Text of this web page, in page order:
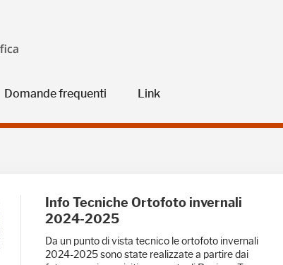
Domande frequenti Link
Info Tecniche Ortofoto invernali
2024-2025
Da un punto di vista tecnico le ortofoto invernali
2024-2025 sono state realizzate a partire dai